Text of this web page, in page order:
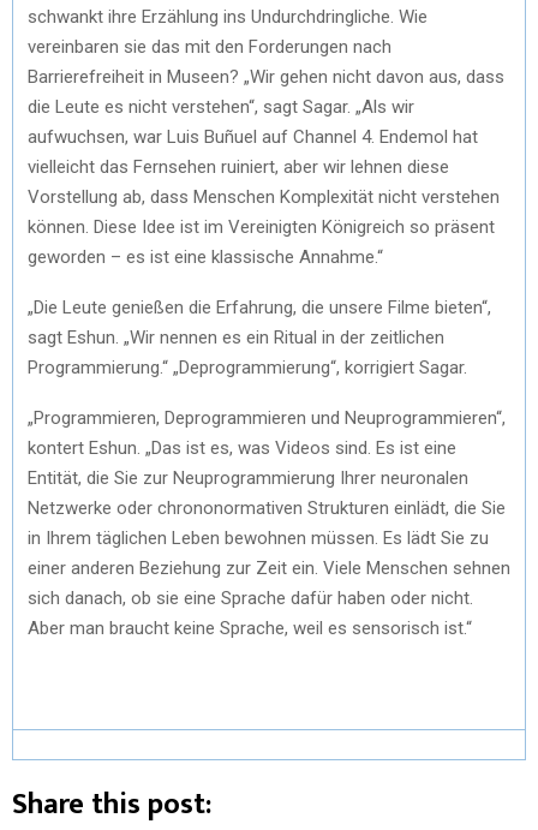
schwankt ihre Erzählung ins Undurchdringliche. Wie
vereinbaren sie das mit den Forderungen nach
Barrierefreiheit in Museen? „Wir gehen nicht davon aus, dass
die Leute es nicht verstehen“, sagt Sagar. „Als wir
aufwuchsen, war Luis Buñuel auf Channel 4. Endemol hat
vielleicht das Fernsehen ruiniert, aber wir lehnen diese
Vorstellung ab, dass Menschen Komplexität nicht verstehen
können. Diese Idee ist im Vereinigten Königreich so präsent
geworden – es ist eine klassische Annahme.“
„Die Leute genießen die Erfahrung, die unsere Filme bieten“,
sagt Eshun. „Wir nennen es ein Ritual in der zeitlichen
Programmierung.“ „Deprogrammierung“, korrigiert Sagar.
„Programmieren, Deprogrammieren und Neuprogrammieren“,
kontert Eshun. „Das ist es, was Videos sind. Es ist eine
Entität, die Sie zur Neuprogrammierung Ihrer neuronalen
Netzwerke oder chrononormativen Strukturen einlädt, die Sie
in Ihrem täglichen Leben bewohnen müssen. Es lädt Sie zu
einer anderen Beziehung zur Zeit ein. Viele Menschen sehnen
sich danach, ob sie eine Sprache dafür haben oder nicht.
Aber man braucht keine Sprache, weil es sensorisch ist.“
Share this post: